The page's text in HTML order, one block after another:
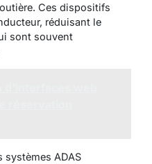
Ces dispositifs
réduisant le
sont souvent
ADAS